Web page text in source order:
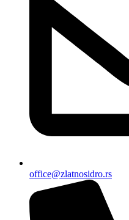
office@zlatnosidro.rs